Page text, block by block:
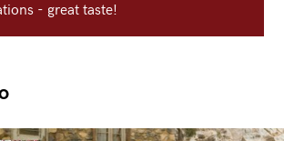
- great taste!